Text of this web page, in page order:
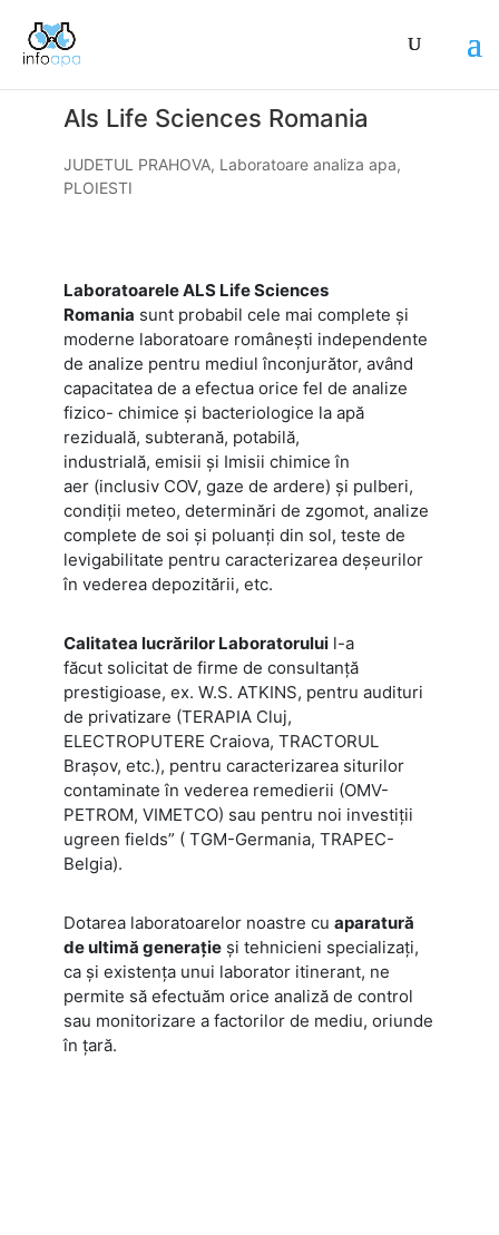
Als Life Sciences Romania
JUDETUL PRAHOVA, Laboratoare analiza apa,
PLOIESTI
Laboratoarele ALS Life Sciences
Romania sunt probabil cele mai complete şi
moderne laboratoare româneşti independente
de analize pentru mediul înconjurător, având
capacitatea de a efectua orice fel de analize
fizico- chimice şi bacteriologice la apă
reziduală, subterană, potabilă,
industrială, emisii şi Imisii chimice în
aer (inclusiv COV, gaze de ardere) şi pulberi,
condiţii meteo, determinări de zgomot, analize
complete de soi şi poluanţi din sol, teste de
levigabilitate pentru caracterizarea deşeurilor
în vederea depozitării, etc.
Calitatea lucrărilor Laboratoruluil-a
făcut solicitat de firme de consultanţă
prestigioase, ex. W.S. ATKINS, pentru audituri
de privatizare (TERAPIA Cluj,
ELECTROPUTERE Craiova, TRACTORUL
Braşov, etc.), pentru caracterizarea siturilor
contaminate în vederea remedierii (OMV-
PETROM, VIMETCO) sau pentru noi investiţii
ugreen fields” ( TGM-Germania, TRAPEC-
Belgia).
Dotarea laboratoarelor noastre cu aparatură
de ultimă generaţieşi tehnicieni specializaţi,
ca şi existenţa unui laborator itinerant, ne
permite să efectuăm orice analiză de control
sau monitorizare a factorilor de mediu, oriunde
în ţară.